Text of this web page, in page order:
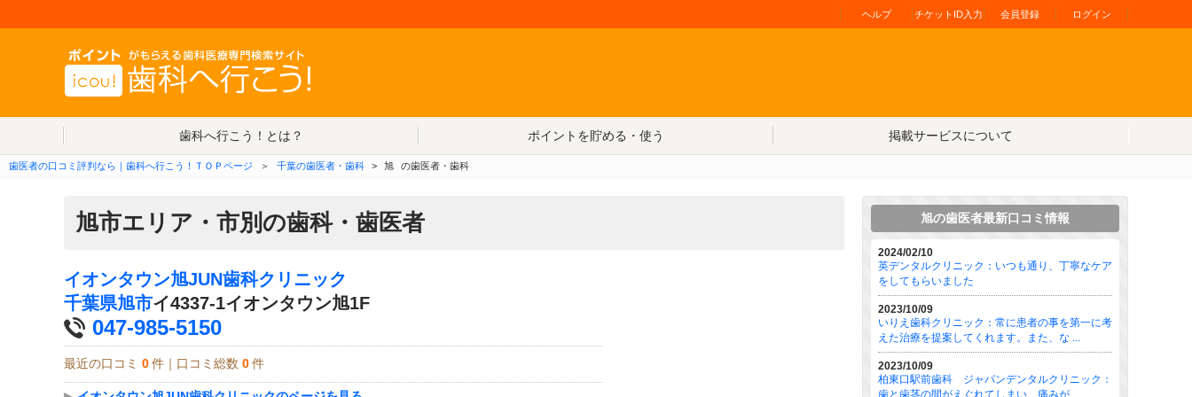
ヘルプ チケットID入力 会員登録 ログイン
歯科へ行こう！とは？
ポイントを貯める・使う 掲載サービスについて
歯医者の口コミ評判なら｜歯科へ行こう！ＴＯＰページ ＞ 千葉の歯医者・歯科 > 旭 の歯医者・歯科
旭市エリア・市別の歯科・歯医者
イオンタウン旭JUN歯科クリニック
千葉県旭市イ4337-1イオンタウン旭1F
047-985-5150
最近の口コミ 0 件｜口コミ総数 0 件
旭の歯医者最新口コミ情報
2024/02/10
英デンタルクリニック：いつも通り、丁寧なケア
をしてもらいました
2023/10/09
いりえ歯科クリニック：常に患者の事を第一に考
えた治療を提案してくれます。また、な ...
2023/10/09
柏東口駅前歯科 ジャパンデンタルクリニック：